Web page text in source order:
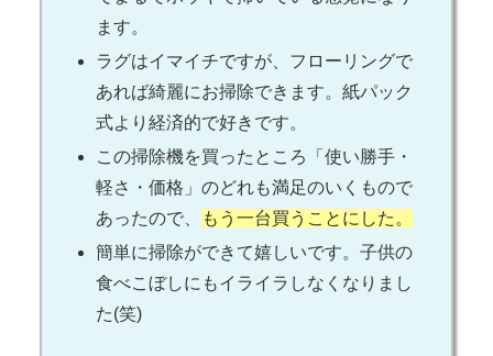
ます。
ラグはイマイチですが、フローリングで
あれば綺麗にお掃除できます。紙パック
式より経済的で好きです。
この掃除機を買ったところ「使い勝手・
軽さ・価格」のどれも満足のいくもので
あったので、
もう一台買うことにした。
簡単に掃除ができて嬉しいです。子供の
食べこぼしにもイライラしなくなりまし
た(笑)